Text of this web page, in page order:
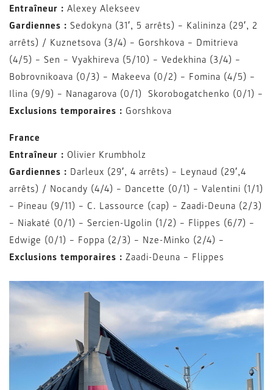
Entraîneur : Alexey Alekseev
Gardiennes : Sedokyna (31′, 5 arrêts) – Kalininza (29′, 2
arrêts) / Kuznetsova (3/4) – Gorshkova – Dmitrieva
(4/5) – Sen – Vyakhireva (5/10) – Vedekhina (3/4) –
Bobrovnikoava (0/3) – Makeeva (0/2) – Fomina (4/5) –
Ilina (9/9) – Nanagarova (0/1) Skorobogatchenko (0/1) –
Exclusions temporaires : Gorshkova
France
Entraîneur : Olivier Krumbholz
Gardiennes : Darleux (29′, 4 arrêts) – Leynaud (29′,4
arrêts) / Nocandy (4/4) – Dancette (0/1) – Valentini (1/1)
– Pineau (9/11) – C. Lassource (cap) – Zaadi-Deuna (2/3)
– Niakaté (0/1) – Sercien-Ugolin (1/2) – Flippes (6/7) –
Edwige (0/1) – Foppa (2/3) – Nze-Minko (2/4) –
Exclusions temporaires : Zaadi-Deuna – Flippes